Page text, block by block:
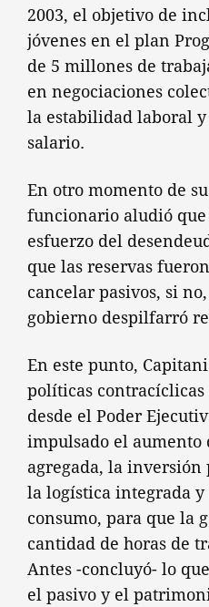
2003, el objetivo de
jóvenes en el plan
de 5 millones de
en negociaciones
la estabilidad laboral
salario.
En otro momento de
funcionario aludió que
esfuerzo del
que las reservas
cancelar pasivos, si
gobierno despilfarró
En este punto,
políticas contracíclicas
desde el Poder
impulsado el aumento
agregada, la
la logística integrada
consumo, para que la
cantidad de horas de
Antes -concluyó- lo
el pasivo y el